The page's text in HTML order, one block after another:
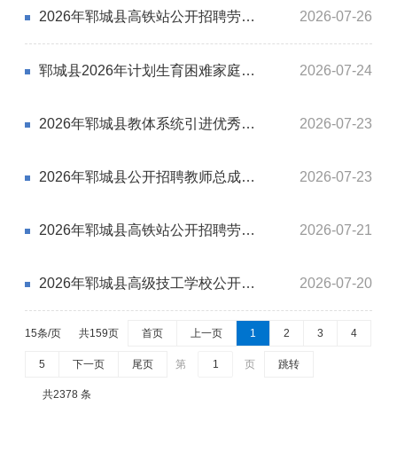
2026年郓城县高铁站公开招聘劳务派遣工作人员面试成绩公布和进入考察体检范围人员名单 2026-07-26
郓城县2026年计划生育困难家庭大学新生助学活动公告 2026-07-24
2026年郓城县教体系统引进优秀青年人才进入考察体检范围人员公示 2026-07-23
2026年郓城县公开招聘教师总成绩和进入考察体检范围人员公示 2026-07-23
2026年郓城县高铁站公开招聘劳务派遣工作人员初试成绩公布及面试公告 2026-07-21
2026年郓城县高级技工学校公开招聘急需紧缺人才递补进入体检考察范围人员公示 2026-07-20
15条/页 共159页 首页 上一页 1 2 3 4
5 下一页 尾页 第 页 跳转
共2378 条